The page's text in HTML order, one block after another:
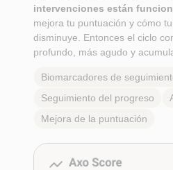
intervenciones están
mejora tu puntuación y cómo tu
disminuye. Entonces el ciclo
profundo, más agudo y
Biomarcadores de
Seguimiento del progreso
Mejora de la puntuación